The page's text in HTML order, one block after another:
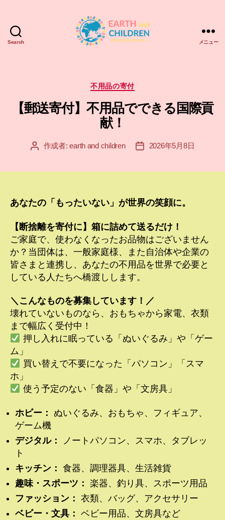
Search
＆
ル
ド
レ
EARTH
CHILDREN
メニュー
カ
ゴ
リ
ー
不用品の寄付
【郵送寄付】不用品でできる国際貢
献！
投 作成者:earth and children
投
2026年5月8日
あなたの「もったいない」が世界の笑顔に。
【断捨離を寄付に】箱に詰めて送るだけ！
ご家庭で、使わなくなったお品物はございません
か？当団体は、一般家庭様、また自治体や企業の
皆さまと連携し、あなたの不用品を世界で必要と
している人たちへ橋渡しします。
＼こんなものを募集しています！／
壊れていないものなら、おもちゃから家電、衣類
まで幅広く受付中！
押し入れに眠っている「ぬいぐるみ」や「ゲー
ム」
買い替えで不要になった「パソコン」「スマ
ホ」
使う予定のない「食器」や「文房具」
ホビー：
ぬいぐるみ、おもちゃ、フィギュア、
ゲーム機
デジタル：
ノートパソコン、スマホ、タブレッ
ト
キッチン： 食器、調理器具、生活雑貨
趣味・スポーツ： 楽器、釣り具、スポーツ用品
ファッション： 衣類、バッグ、アクセサリー
ベビー・文具： ベビー用品、文房具など